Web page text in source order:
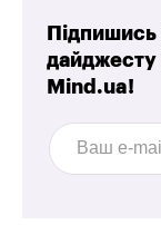
дайджесту
Mind.ua!